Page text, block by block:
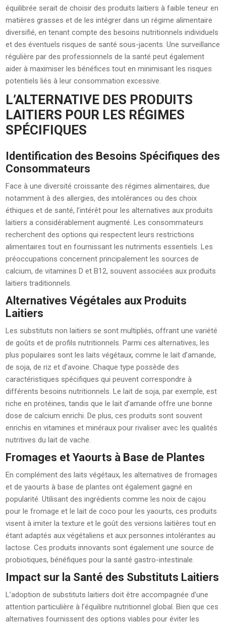
équilibrée serait de choisir des produits laitiers à faible teneur en
matières grasses et de les intégrer dans un régime alimentaire
diversifié, en tenant compte des besoins nutritionnels individuels
et des éventuels risques de santé sous-jacents. Une surveillance
régulière par des professionnels de la santé peut également
aider à maximiser les bénéfices tout en minimisant les risques
potentiels liés à leur consommation excessive.
L’ALTERNATIVE DES PRODUITS
LAITIERS POUR LES RÉGIMES
SPÉCIFIQUES
Identification des Besoins Spécifiques des
Consommateurs
Face à une diversité croissante des régimes alimentaires, due
notamment à des allergies, des intolérances ou des choix
éthiques et de santé, l’intérêt pour les alternatives aux produits
laitiers a considérablement augmenté. Les consommateurs
recherchent des options qui respectent leurs restrictions
alimentaires tout en fournissant les nutriments essentiels. Les
préoccupations concernent principalement les sources de
calcium, de vitamines D et B12, souvent associées aux produits
laitiers traditionnels.
Alternatives Végétales aux Produits
Laitiers
Les substituts non laitiers se sont multipliés, offrant une variété
de goûts et de profils nutritionnels. Parmi ces alternatives, les
plus populaires sont les laits végétaux, comme le lait d’amande,
de soja, de riz et d’avoine. Chaque type possède des
caractéristiques spécifiques qui peuvent correspondre à
différents besoins nutritionnels. Le lait de soja, par exemple, est
riche en protéines, tandis que le lait d’amande offre une bonne
dose de calcium enrichi. De plus, ces produits sont souvent
enrichis en vitamines et minéraux pour rivaliser avec les qualités
nutritives du lait de vache.
Fromages et Yaourts à Base de Plantes
En complément des laits végétaux, les alternatives de fromages
et de yaourts à base de plantes ont également gagné en
popularité. Utilisant des ingrédients comme les noix de cajou
pour le fromage et le lait de coco pour les yaourts, ces produits
visent à imiter la texture et le goût des versions laitières tout en
étant adaptés aux végétaliens et aux personnes intolérantes au
lactose. Ces produits innovants sont également une source de
probiotiques, bénéfiques pour la santé gastro-intestinale.
Impact sur la Santé des Substituts Laitiers
L’adoption de substituts laitiers doit être accompagnée d’une
attention particulière à l’équilibre nutritionnel global. Bien que ces
alternatives fournissent des options viables pour éviter les